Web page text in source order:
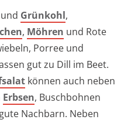
und Grünkohl,
, Möhren und Rote
Porree und
gut zu Dill im Beet.
können auch neben
Erbsen, Buschbohnen
Nachbarn. Neben